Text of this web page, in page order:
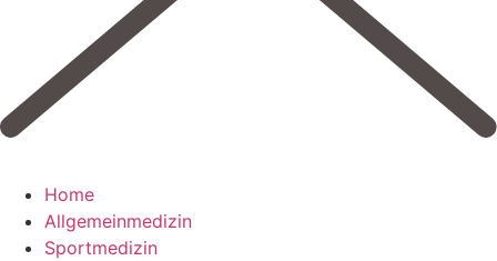
Home
Allgemeinmedizin
Sportmedizin